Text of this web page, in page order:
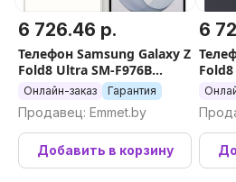
6 726.46 р.
Телефон Samsung Galaxy Z
Fold8 Ultra SM-F976B
12GB/256GB (бежевый)
Онлайн-заказ Гарантия
Продавец: Emmet.by
Добавить в корзину
6